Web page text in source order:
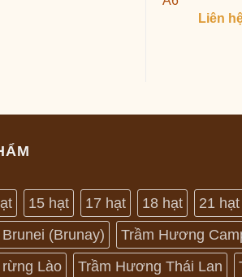
Liên
15 hạt 17 hạt 18 hạt 21 hạt
(Brunay)
Trầm Hương
Lào
Trầm Hương Thái Lan